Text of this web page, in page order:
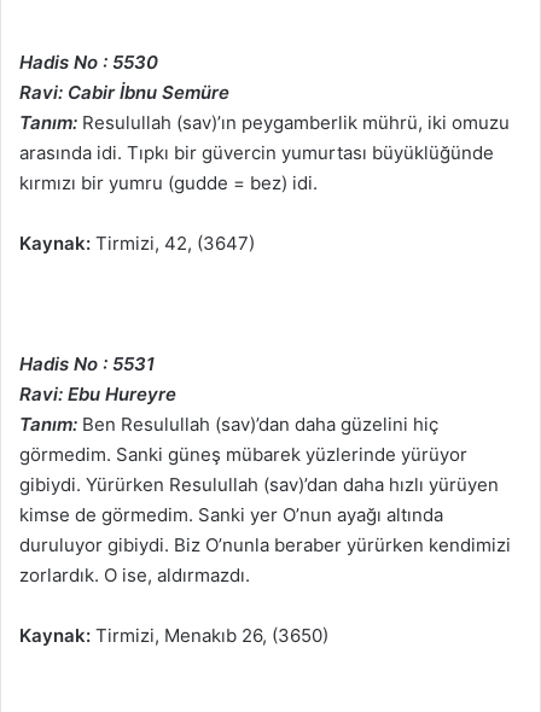
Hadis No : 5530
Ravi: Cabir İbnu Semüre
Tanım: Resulullah (sav)’ın peygamberlik mührü, iki omuzu
arasında idi. Tıpkı bir güvercin yumurtası büyüklüğünde
kırmızı bir yumru (gudde = bez) idi.
Kaynak: Tirmizi, 42, (3647)
Hadis No : 5531
Ravi: Ebu Hureyre
Tanım: Ben Resulullah (sav)’dan daha güzelini hiç
görmedim. Sanki güneş mübarek yüzlerinde yürüyor
gibiydi. Yürürken Resulullah (sav)’dan daha hızlı yürüyen
kimse de görmedim. Sanki yer O’nun ayağı altında
duruluyor gibiydi. Biz O’nunla beraber yürürken kendimizi
zorlardık. O ise, aldırmazdı.
Kaynak: Tirmizi, Menakıb 26, (3650)